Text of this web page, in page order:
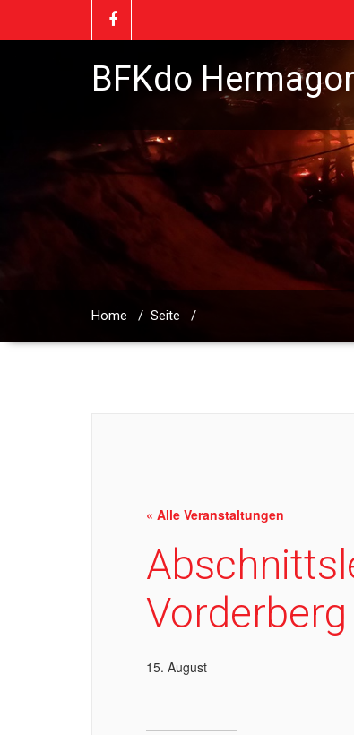
BFKdo Hermagor
Home / Seite /
« Alle Veranstaltungen
Vorderberg
15. August